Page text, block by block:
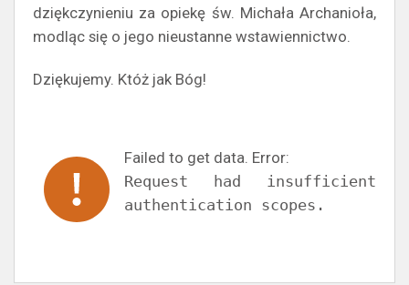
dziękczynieniu za opiekę św. Michała Archanioła,
modląc się o jego nieustanne wstawiennictwo.
Dziękujemy. Któż jak Bóg!
Failed to get data. Error:
Request had insufficient
authentication scopes.